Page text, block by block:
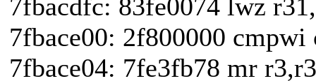
7fbacdfc: 83fe0074 lwz
7fbace00: 2f800000 cmpwi
7fbace04: 7fe3fb78 mr